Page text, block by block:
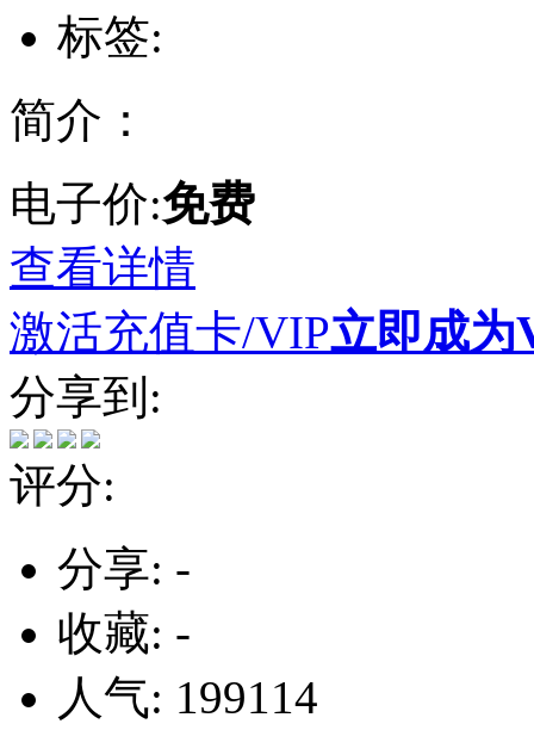
标签:
简介：
电子价:免费
查看详情
激活充值卡/VIP立即成为
分享到:
评分:
分享: -
收藏: -
人气: 199114